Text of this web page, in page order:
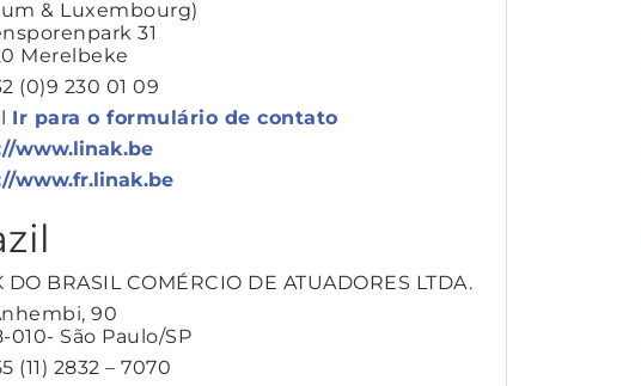
& Luxembourg)
31
Merelbeke
(0)9 230 01 09
Ir para o formulário de contato
www.linak.be
www.fr.linak.be
DO BRASIL COMÉRCIO DE ATUADORES LTDA.
90
010- São Paulo/SP
(11) 2832 – 7070